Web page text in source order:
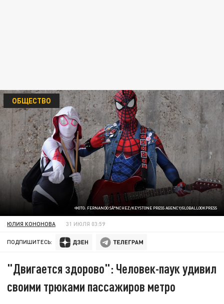
ФОТО: FERNANDO SÃ°NCHEZ/KEYSTONE PRESS AGENCY/GLOBALLOOKPRESS
ОБЩЕСТВО
ЮЛИЯ КОНОНОВА 31 ИЮЛЯ 03:59
ПОДПИШИТЕСЬ:
"Двигается здорово": Человек-паук удивил
своими трюками пассажиров метро